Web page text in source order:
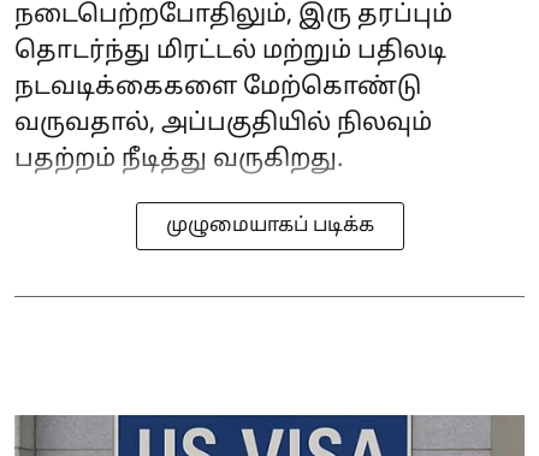
நடைபெற்றபோதிலும், இரு தரப்பும்
தொடர்ந்து மிரட்டல் மற்றும் பதிலடி
நடவடிக்கைகளை மேற்கொண்டு
வருவதால், அப்பகுதியில் நிலவும்
பதற்றம் நீடித்து வருகிறது.
முழுமையாகப் படிக்க